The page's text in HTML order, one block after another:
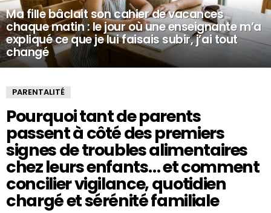
Ma fille bâclait son cahier de vacances
chaque matin : le jour où une enseignante m’a
expliqué ce que je lui faisais subir, j’ai tout
changé
PARENTALITÉ
Pourquoi tant de parents
passent à côté des premiers
signes de troubles alimentaires
chez leurs enfants… et comment
concilier vigilance, quotidien
chargé et sérénité familiale